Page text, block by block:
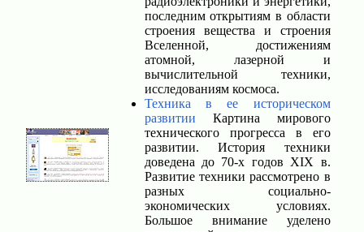
последним открытиям в области
строения вещества и строения
Вселенной, достижениям
атомной, лазерной и
вычислительной техники,
исследованиям космоса.
Техника в ее историческом
развитии Картина мирового
технического прогресса в его
развитии. История техники
доведена до 70-х годов XIX в.
Развитие техники рассмотрено в
разных социально-
экономических условиях.
Большое внимание уделено